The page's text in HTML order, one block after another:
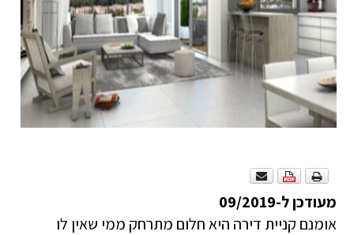
מעודכן ל-09/2019
אומנם קניית דירה היא חלום מתרחק ממי שאין לו